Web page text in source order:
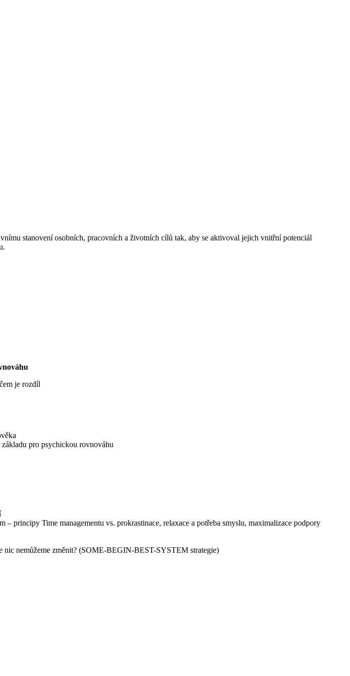
stanovení osobních, pracovních a životních cílů tak, aby se aktivoval jejich vnitřní potenciál
je rozdíl
pro psychickou rovnováhu
principy Time managementu vs. prokrastinace, relaxace a potřeba smyslu, maximalizace podpory
nic nemůžeme změnit? (SOME-BEGIN-BEST-SYSTEM strategie)